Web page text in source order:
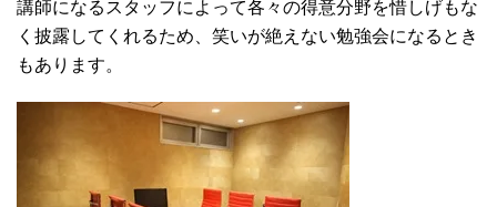
講師になるスタッフによって各々の得意分野を惜しげもな
く披露してくれるため、笑いが絶えない勉強会になるとき
もあります。